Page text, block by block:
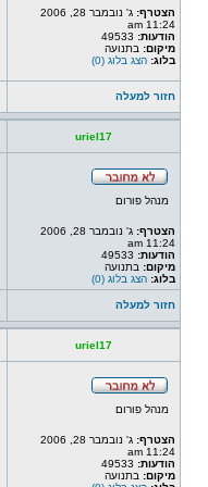
הצטרף:
ג' נובמבר 28, 2006
11:24 am
הודעות:
מיקום: בתנועה
בלוג: הצג בלוג (0)
חזור למעלה
uriel17
מנהל פורום
הצטרף:
ג' נובמבר 28, 2006
11:24 am
הודעות:
מיקום: בתנועה
בלוג: הצג בלוג (0)
חזור למעלה
uriel17
מנהל פורום
הצטרף:
ג' נובמבר 28, 2006
11:24 am
הודעות:
מיקום: בתנועה